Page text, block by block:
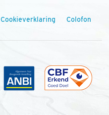
Cookieverklaring Colofon